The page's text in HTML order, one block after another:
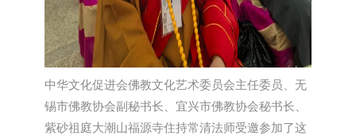
中华文化促进会佛教文化艺术委员会主任委员、无
锡市佛教协会副秘书长、宜兴市佛教协会秘书长、
紫砂祖庭大潮山福源寺住持常清法师受邀参加了这